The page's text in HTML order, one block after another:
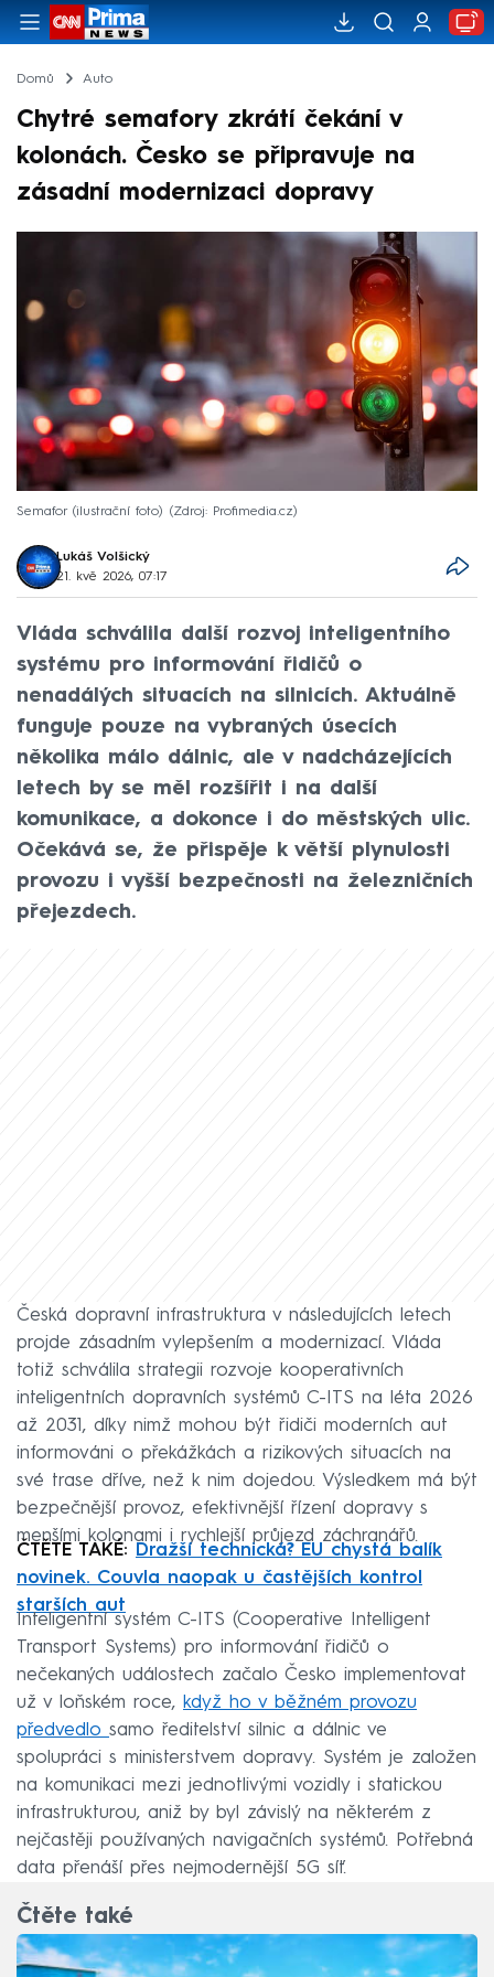
Domů Auto
Chytré semafory zkrátí čekání v
kolonách. Česko se připravuje na
zásadní modernizaci dopravy
Semafor (ilustrační foto) Zdroj: Profimedia.cz
Lukáš Volšický
21. kvě 2026, 07:17
Vláda schválila další rozvoj inteligentního
systému pro informování řidičů o
nenadálých situacích na silnicích. Aktuálně
funguje pouze na vybraných úsecích
několika málo dálnic, ale v nadcházejících
letech by se měl rozšířit i na další
komunikace, a dokonce i do městských ulic.
Očekává se, že přispěje k větší plynulosti
provozu i vyšší bezpečnosti na železničních
přejezdech.
Česká dopravní infrastruktura v následujících letech
projde zásadním vylepšením a modernizací. Vláda
totiž schválila strategii rozvoje kooperativních
inteligentních dopravních systémů C-ITS na léta 2026
až 2031, díky nimž mohou být řidiči moderních aut
informováni o překážkách a rizikových situacích na
své trase dříve, než k nim dojedou. Výsledkem má být
bezpečnější provoz, efektivnější řízení dopravy s
menšími kolonami i rychlejší průjezd záchranářů.
ČTĚTE TAKÉ:
Dražší technická? EU chystá balík
novinek. Couvla naopak u častějších kontrol
starších aut
Inteligentní systém C-ITS (Cooperative Intelligent
Transport Systems) pro informování řidičů o
nečekaných událostech začalo Česko implementovat
už v loňském roce, když ho v běžném provozu
předvedlo samo ředitelství silnic a dálnic ve
spolupráci s ministerstvem dopravy. Systém je založen
na komunikaci mezi jednotlivými vozidly i statickou
infrastrukturou, aniž by byl závislý na některém z
nejčastěji používaných navigačních systémů. Potřebná
data přenáší přes nejmodernější 5G síť.
Čtěte také